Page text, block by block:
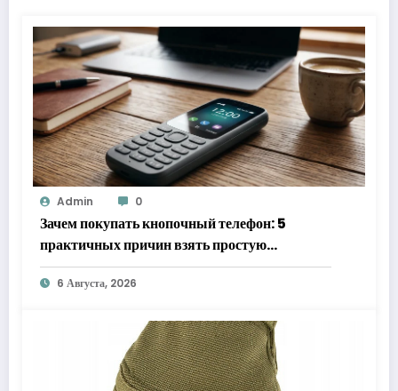
Admin 0
Зачем покупать кнопочный телефон: 5
практичных причин взять простую
«звонилку»
6 Августа, 2026